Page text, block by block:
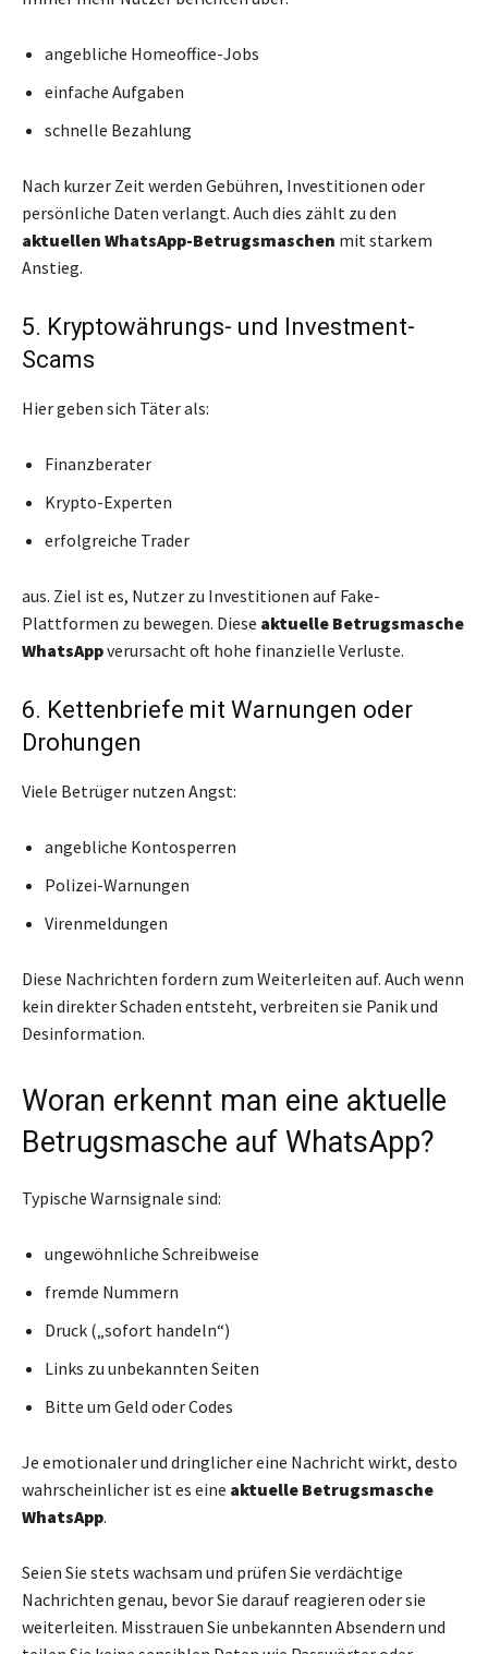
angebliche Homeoffice-Jobs
einfache Aufgaben
schnelle Bezahlung
Nach kurzer Zeit werden Gebühren, Investitionen oder
persönliche Daten verlangt. Auch dies zählt zu den
aktuellen WhatsApp-Betrugsmaschen mit starkem
Anstieg.
5. Kryptowährungs- und Investment-
Scams
Hier geben sich Täter als:
Finanzberater
Krypto-Experten
erfolgreiche Trader
aus. Ziel ist es, Nutzer zu Investitionen auf Fake-
Plattformen zu bewegen. Diese aktuelle Betrugsmasche
WhatsAppverursacht oft hohe finanzielle Verluste.
6. Kettenbriefe mit Warnungen oder
Drohungen
Viele Betrüger nutzen Angst:
angebliche Kontosperren
Polizei-Warnungen
Virenmeldungen
Diese Nachrichten fordern zum Weiterleiten auf. Auch wenn
kein direkter Schaden entsteht, verbreiten sie Panik und
Desinformation.
Woran erkennt man eine aktuelle
Betrugsmasche auf WhatsApp?
Typische Warnsignale sind:
ungewöhnliche Schreibweise
fremde Nummern
Druck („sofort handeln“)
Links zu unbekannten Seiten
Bitte um Geld oder Codes
Je emotionaler und dringlicher eine Nachricht wirkt, desto
wahrscheinlicher ist es eine aktuelle Betrugsmasche
WhatsApp.
Seien Sie stets wachsam und prüfen Sie verdächtige
Nachrichten genau, bevor Sie darauf reagieren oder sie
weiterleiten. Misstrauen Sie unbekannten Absendern und